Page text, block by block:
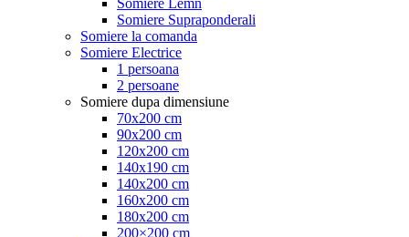
Somiere Supraponderali
Somiere la comanda
Somiere Electrice
1 persoana
2 persoane
Somiere dupa dimensiune
70x200 cm
90x200 cm
120x200 cm
140x190 cm
140x200 cm
160x200 cm
180x200 cm
200×200 cm